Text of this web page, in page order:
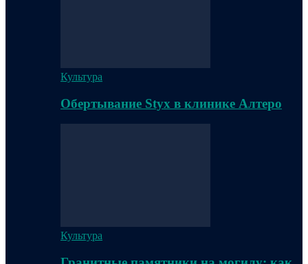
Культура
Обертывание Styx в клинике Алтеро
Культура